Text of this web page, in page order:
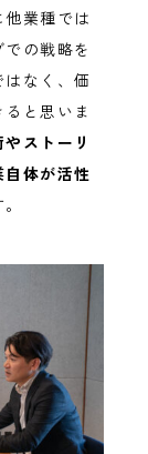
業種では
の戦略を
なく、価
と思いま
ストーリ
体が活性